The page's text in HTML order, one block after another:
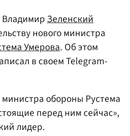
Зеленский
нового министра
Умерова. Об этом
в своем Telegram-
обороны Рустема
перед ним сейчас»,
лидер.